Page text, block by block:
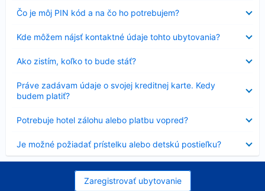
Čo je môj PIN kód a na čo ho potrebujem?
Nezobrazuje
sa
Kde môžem nájsť kontaktné údaje tohto ubytovania?
sa
Ako zistím, koľko to bude stáť?
sa
Práve zadávam údaje o svojej kreditnej karte. Kedy
budem platiť?
sa
Potrebuje hotel zálohu alebo platbu vopred?
sa
Je možné požiadať prístelku alebo detskú postieľku?
sa
Zaregistrovať ubytovanie